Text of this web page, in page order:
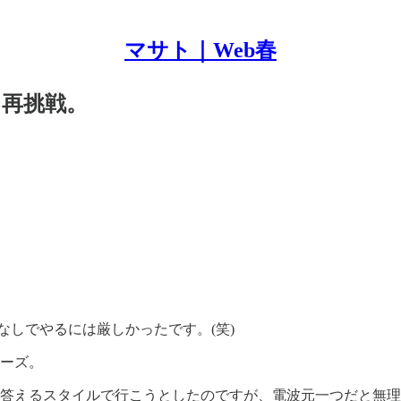
マサト｜Web春
挑戦。
しでやるには厳しかったです。(笑)
ズ。
るスタイルで行こうとしたのですが、電波元一つだと無理